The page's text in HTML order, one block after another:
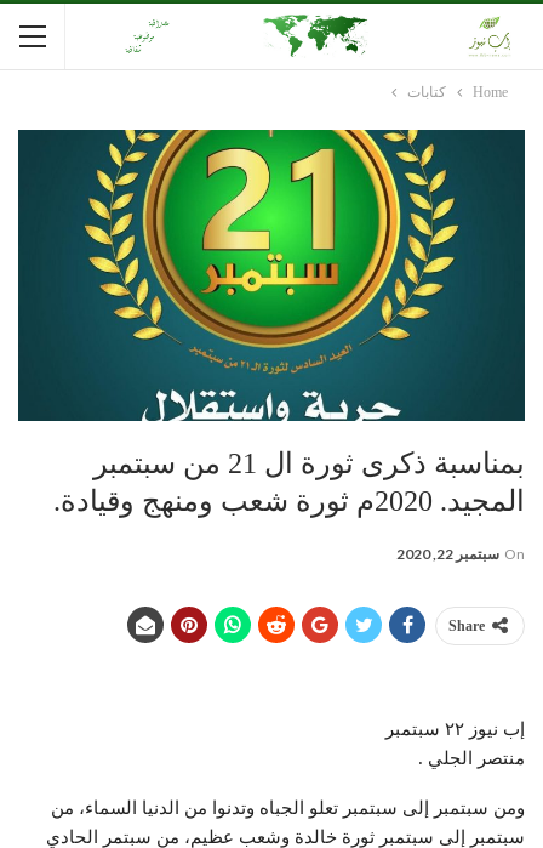
Home كتابات
بمناسبة ذكرى ثورة ال 21 من سبتمبر
المجيد. 2020م ثورة شعب ومنهج وقيادة.
On سبتمبر 22, 2020
Share
إب نيوز ٢٢ سبتمبر
منتصر الجلي .
ومن سبتمبر إلى سبتمبر تعلو الجباه وتدنوا من الدنيا السماء، من
سبتمبر إلى سبتمبر ثورة خالدة وشعب عظيم، من سبتمر الحادي